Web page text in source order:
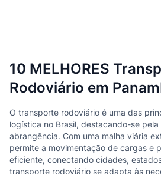
10 MELHORES
Rodoviário em
O transporte rodoviário é uma das
logística no Brasil, destacando-se
abrangência. Com uma malha viária
permite a movimentação de cargas e
eficiente, conectando cidades,
transporte rodoviário se adapta às